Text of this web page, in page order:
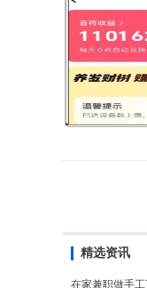
精选资讯
在家兼职做手